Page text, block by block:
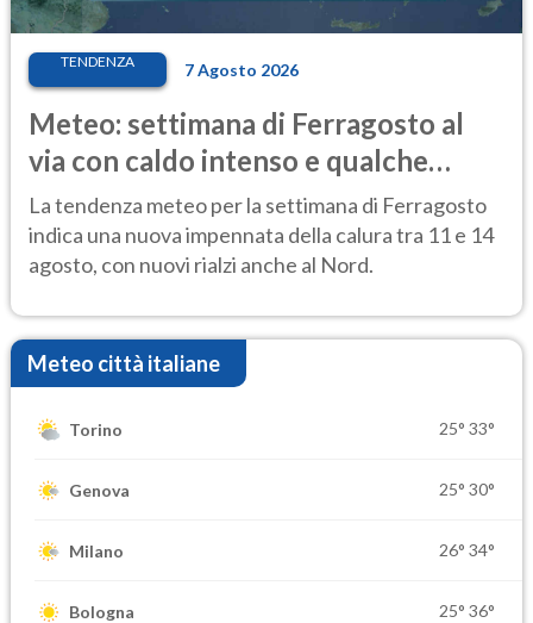
TENDENZA 7 Agosto 2026
Meteo: settimana di Ferragosto al
via con caldo intenso e qualche
temporale
La tendenza meteo per la settimana di Ferragosto
indica una nuova impennata della calura tra 11 e 14
agosto, con nuovi rialzi anche al Nord.
Meteo città italiane
Torino 25° 33°
Genova 25° 30°
Milano 26° 34°
Bologna 25° 36°